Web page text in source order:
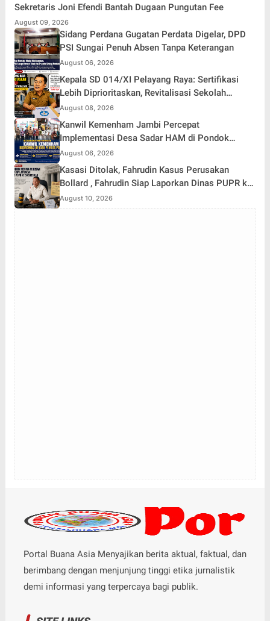
Sekretaris Joni Efendi Bantah Dugaan Pungutan Fee
August 09, 2026
Sidang Perdana Gugatan Perdata Digelar, DPD
PSI Sungai Penuh Absen Tanpa Keterangan
August 06, 2026
Kepala SD 014/XI Pelayang Raya: Sertifikasi
Lebih Diprioritaskan, Revitalisasi Sekolah
Belakangan
August 08, 2026
Kanwil Kemenham Jambi Percepat
Implementasi Desa Sadar HAM di Pondok
Agung
August 06, 2026
Kasasi Ditolak, Fahrudin Kasus Perusakan
Bollard , Fahrudin Siap Laporkan Dinas PUPR ke
Ombudsman
August 10, 2026
Portal Buana Asia Menyajikan berita aktual, faktual, dan
berimbang dengan menjunjung tinggi etika jurnalistik
demi informasi yang terpercaya bagi publik.